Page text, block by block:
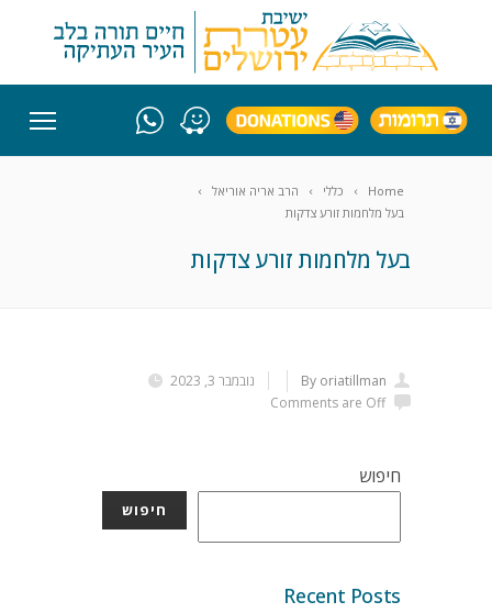
Home כללי
הרב אריה אוריאל
בעל מלחמות זורע צדקות
בעל מלחמות זורע צדקות
נובמבר 3, 2023
By oriatillman
Comments are Off
חיפוש
חיפוש
Recent Posts